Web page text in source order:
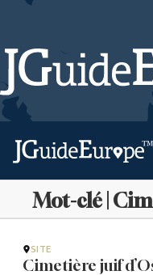
Mot-clé |
SITE
Cimetière juif